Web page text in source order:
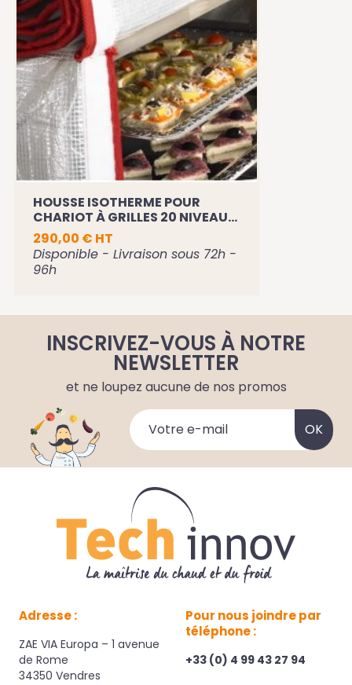
HOUSSE ISOTHERME POUR
CHARIOT À GRILLES 20 NIVEAUX
60 X 40
290,00 € HT
Disponible - Livraison sous 72h -
96h
INSCRIVEZ-VOUS À NOTRE
NEWSLETTER
et ne loupez aucune de nos promos
Adresse :
ZAE VIA Europa – 1 avenue
de Rome
34350 Vendres
Pour nous joindre par
téléphone :
+33 (0) 4 99 43 27 94